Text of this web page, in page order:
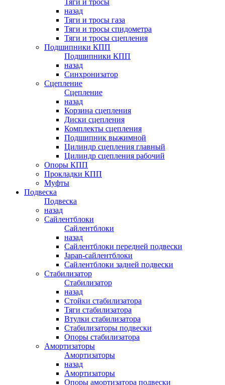
Тяги и тросы
назад
Тяги и тросы газа
Тяги и тросы спидометра
Тяги и тросы сцепления
Подшипники КПП
Подшипники КПП
назад
Синхронизатор
Сцепление
Сцепление
назад
Корзина сцепления
Диски сцепления
Комплекты сцепления
Подшипник выжимной
Цилиндр сцепления главный
Цилиндр сцепления рабочий
Опоры КПП
Прокладки КПП
Муфты
Подвеска
Подвеска
назад
Сайлентблоки
Сайлентблоки
назад
Сайлентблоки передней подвески
Japan-сайлентблоки
Сайлентблоки задней подвески
Стабилизатор
Стабилизатор
назад
Стойки стабилизатора
Тяги стабилизатора
Втулки стабилизатора
Стабилизаторы подвески
Опоры стабилизатора
Амортизаторы
Амортизаторы
назад
Амортизаторы
Опоры амортизатора подвески